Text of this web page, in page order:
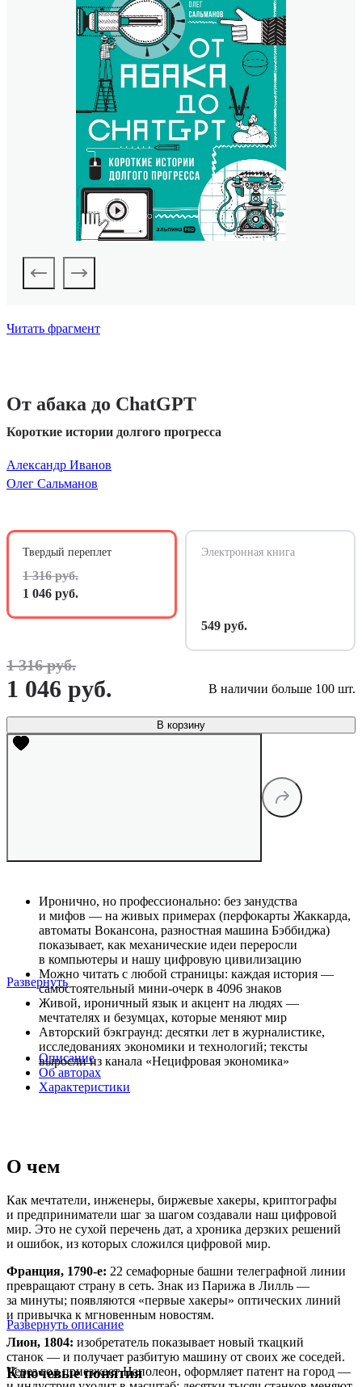
Читать фрагмент
От абака до ChatGPT
Короткие истории долгого прогресса
Александр Иванов
Олег Сальманов
Твердый переплет
1 316 руб.
1 046 руб.
Электронная книга
549 руб.
1 316 руб.
1 046 руб. В наличии больше 100 шт.
В корзину
Иронично, но профессионально: без занудства
и мифов — на живых примерах (перфокарты Жаккарда,
автоматы Вокансона, разностная машина Бэббиджа)
показывает, как механические идеи переросли
в компьютеры и нашу цифровую цивилизацию
Можно читать с любой страницы: каждая история —
самостоятельный мини-очерк в 4096 знаков
Живой, ироничный язык и акцент на людях —
мечтателях и безумцах, которые меняют мир
Авторский бэкграунд: десятки лет в журналистике,
исследованиях экономики и технологий; тексты
выросли из канала «Нецифровая экономика»
Развернуть
Описание
Об авторах
Характеристики
О чем
Как мечтатели, инженеры, биржевые хакеры, криптографы
и предприниматели шаг за шагом создавали наш цифровой
мир. Это не сухой перечень дат, а хроника дерзких решений
и ошибок, из которых сложился цифровой мир.
Франция, 1790-е: 22 семафорные башни телеграфной линии
превращают страну в сеть. Знак из Парижа в Лилль —
за минуты; появляются «первые хакеры» оптических линий
и привычка к мгновенным новостям.
Лион, 1804: изобретатель показывает новый ткацкий
станок — и получает разбитую машину от своих же соседей.
Через год приезжает Наполеон, оформляет патент на город —
Развернуть описание
Ключевые понятия